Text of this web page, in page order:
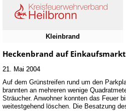
Kleinbrand
Heckenbrand auf
21. Mai 2004
Auf dem Grünstreifen rund um den
brannten an mehreren wenige
Sträucher. Anwohner konnten das Feuer
weitestgehend löschen. Die Besatzung